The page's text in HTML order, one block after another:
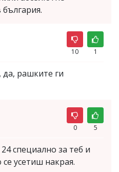
10 1
да, рашките ги
0 5
специално за теб и
усетиш накрая.